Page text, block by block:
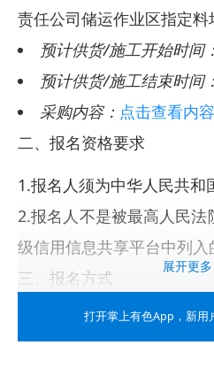
责任公司储运作业区指定料
预计供货/施工开始时间
预计供货/施工结束时间
采购内容： 点击查看内容
二、报名资格要求
1.报名人须为中华人民共和
2.报名人不是被最高人民法
级信用信息共享平台中列入
三、报名方式
供应商须在上述时间范
展开更多
打开掌上有色App ，新